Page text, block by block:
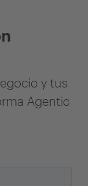
y tus
Agentic